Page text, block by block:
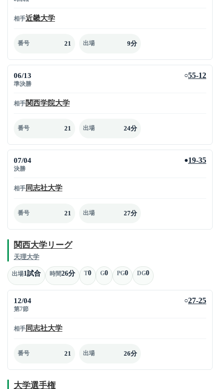
相手近畿大学
番号 21 出場 9分
06/13
準決勝
○55-12
相手関西学院大学
番号 21 出場 24分
07/04
決勝
●19-35
相手 同志社大学
番号 21 出場 27分
関西大学リーグ
天理大学
出場1試合 時間26分 T0 G0 PG0 DG0
12/04
第7節
○27-25
相手 同志社大学
番号 21 出場 26分
大学選手権